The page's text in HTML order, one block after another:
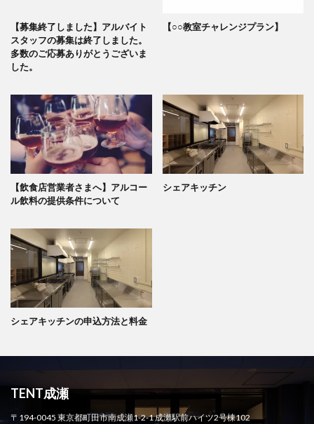
【募集終了しました】アルバイト
スタッフの募集は終了しました。
多数のご応募ありがとうございま
した。
【○○教室チャレンジプラン】
【飲食店営業者さまへ】アルコー
ル飲料の提供条件について
シェアキッチン
シェアキッチンの申込方法と料金
TENT成瀬
〒194-0045 東京都町田市南成瀬1-2-1 成瀬駅前ハイツ2号棟102